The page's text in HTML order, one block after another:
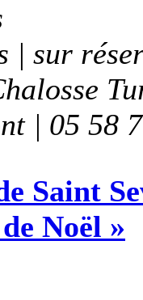
| sur
| 05 58
Saint
Noël »